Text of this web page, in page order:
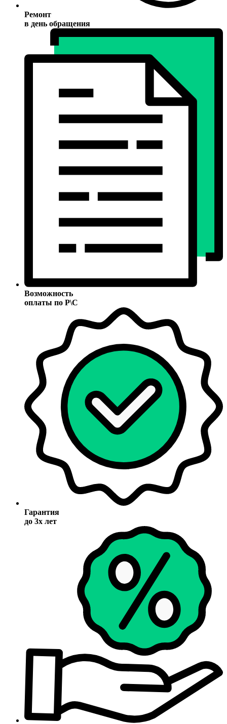
Ремонт
в день обращения
Возможность
оплаты по Р\С
Гарантия
до 3х лет